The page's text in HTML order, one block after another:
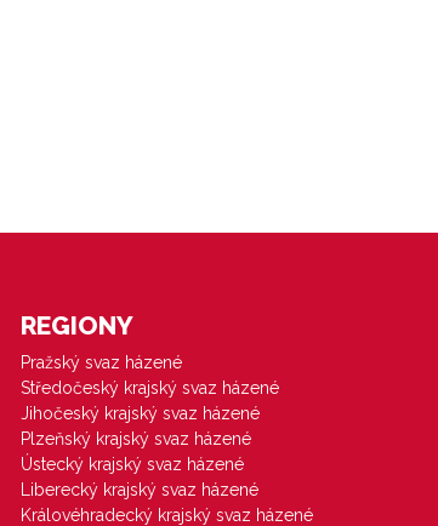
REGIONY
Pražský svaz házené
Středočeský krajský svaz házené
Jihočeský krajský svaz házené
Plzeňský krajský svaz házené
Ústecký krajský svaz házené
Liberecký krajský svaz házené
Královéhradecký krajský svaz házené